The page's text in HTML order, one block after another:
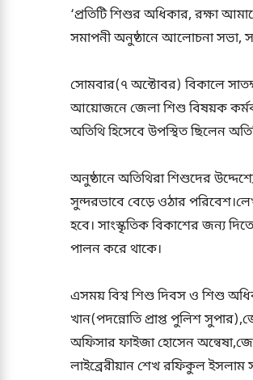
‘প্রতিটি শিশুর অধিকার, রক্ষা
সমাপনী অনুষ্ঠানে আলোচনা সভা,
সোমবার(৭ অক্টোবর) বিকালে
আয়োজনে জেলা শিশু বিষয়ক
অতিথি হিসেবে উপস্থিত ছিলেন
অনুষ্ঠানে অতিথিরা শিশুদের
সুন্দরভাবে বেড়ে ওঠার
হবে। সাংস্কৃতিক বিকাশের জন্য
পালন করে থাকে।
এসময় বিশ্ব শিশু দিবস ও শিশু
খান(পদন্নোতি প্রাপ্ত পুলিশ
অফিসার ফাইজা হোসেন
লাইব্রেরীয়ান শেখ রফিকুল ইসলাম